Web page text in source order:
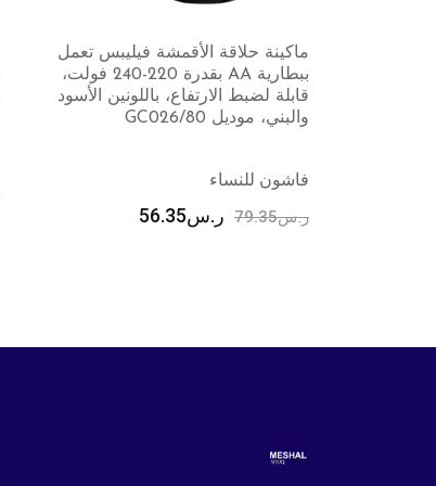
طاولة كيّ قابلة للطي والتخزين
بسهولة من جوزيف جوزيف، رمادي
وأسود
ر.س803.85